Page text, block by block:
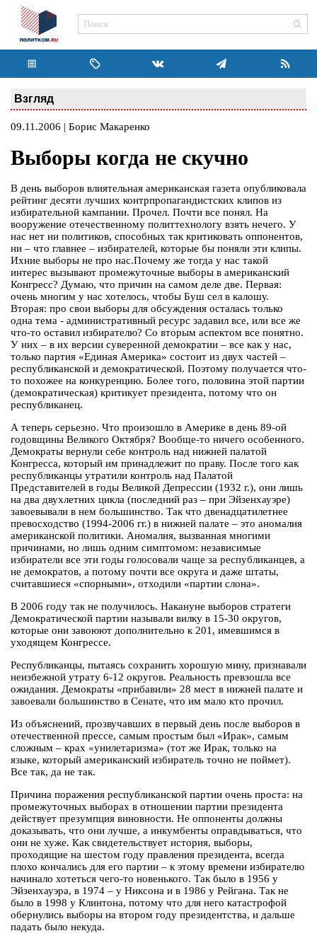
Взгляд
09.11.2006 | Борис Макаренко
Выборы когда не скучно
В день выборов влиятельная американская газета опубликовала
рейтинг десяти лучших контрпропагандистских клипов из
избирательной кампании. Прочел. Почти все понял. На
вооружение отечественному политтехнологу взять нечего. У
нас нет ни политиков, способных так критиковать оппонентов,
ни – что главнее – избирателей, которые бы поняли эти клипы.
Ихние выборы не про нас.Почему же тогда у нас такой
интерес вызывают промежуточные выборы в американский
Конгресс? Думаю, что причин на самом деле две. Первая:
очень многим у нас хотелось, чтобы Буш сел в калошу.
Вторая: про свои выборы для обсуждения осталась только
одна тема - административный ресурс задавил все, или все же
что-то оставил избирателю? Со вторым аспектом все понятно.
У них – в их версии суверенной демократии – все как у нас,
только партия «Единая Америка» состоит из двух частей –
республиканской и демократической. Поэтому получается что-
то похожее на конкуренцию. Более того, половина этой партии
(демократическая) критикует президента, потому что он
республиканец.
А теперь серьезно. Что произошло в Америке в день 89-ой
годовщины Великого Октября? Вообще-то ничего особенного.
Демократы вернули себе контроль над нижней палатой
Конгресса, который им принадлежит по праву. После того как
республиканцы утратили контроль над Палатой
Представителей в годы Великой Депрессии (1932 г.), они лишь
на два двухлетних цикла (последний раз – при Эйзенхауэре)
завоевывали в нем большинство. Так что двенадцатилетнее
превосходство (1994-2006 гг.) в нижней палате – это аномалия
американской политики. Аномалия, вызванная многими
причинами, но лишь одним симптомом: независимые
избиратели все эти годы голосовали чаще за республиканцев, а
не демократов, а потому почти все округа и даже штаты,
считавшиеся «спорными», отходили «партии слона».
В 2006 году так не получилось. Накануне выборов стратеги
Демократической партии называли вилку в 15-30 округов,
которые они завоюют дополнительно к 201, имевшимся в
уходящем Конгрессе.
Республиканцы, пытаясь сохранить хорошую мину, признавали
неизбежной утрату 6-12 округов. Реальность превзошла все
ожидания. Демократы «прибавили» 28 мест в нижней палате и
завоевали большинство в Сенате, что им мало кто прочил.
Из объяснений, прозвучавших в первый день после выборов в
отечественной прессе, самым простым был «Ирак», самым
сложным – крах «унилетаризма» (тот же Ирак, только на
языке, который американский избиратель точно не поймет).
Все так, да не так.
Причина поражения республиканской партии очень проста: на
промежуточных выборах в отношении партии президента
действует презумпция виновности. Не оппоненты должны
доказывать, что они лучше, а инкумбенты оправдываться, что
они не хуже. Как свидетельствует история, выборы,
проходящие на шестом году правления президента, всегда
плохо кончались для его партии – к этому времени избирателю
начинало хотеться чего-то новенького. Так было в 1956 у
Эйзенхауэра, в 1974 – у Никсона и в 1986 у Рейгана. Так не
было в 1998 у Клинтона, потому что для него катастрофой
обернулись выборы на втором году президентства, и дальше
падать было некуда.